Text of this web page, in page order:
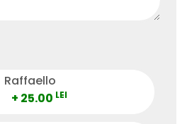
Raffaello
+ 25.00 LEI